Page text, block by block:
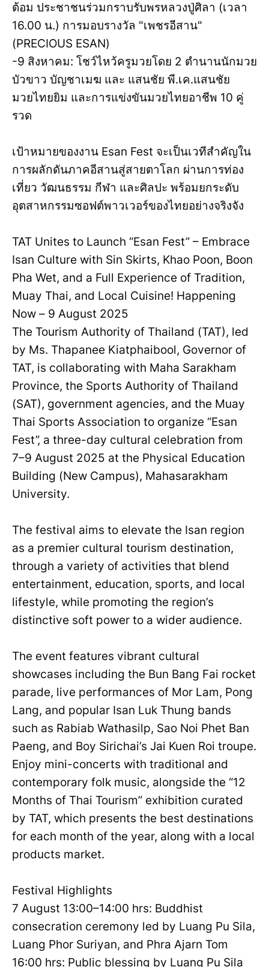
ต้อม ประชาชนร่วมกราบรับพรหลวงปู่ศิลา (เวลา
16.00 น.) การมอบรางวัล "เพชรอีสาน"
(PRECIOUS ESAN)
-9 สิงหาคม: โชว์ไหว้ครูมวยโดย 2 ตำนานนักมวย
บัวขาว บัญชาเมฆ และ แสนชัย พี.เค.แสนชัย
มวยไทยยิม และการแข่งขันมวยไทยอาชีพ 10 คู่
รวด
เป้าหมายของงาน Esan Fest จะเป็นเวทีสำคัญใน
การผลักดันภาคอีสานสู่สายตาโลก ผ่านการท่อง
เที่ยว วัฒนธรรม กีฬา และศิลปะ พร้อมยกระดับ
อุตสาหกรรมซอฟต์พาวเวอร์ของไทยอย่างจริงจัง
TAT Unites to Launch “Esan Fest” – Embrace
Isan Culture with Sin Skirts, Khao Poon, Boon
Pha Wet, and a Full Experience of Tradition,
Muay Thai, and Local Cuisine! Happening
Now – 9 August 2025
The Tourism Authority of Thailand (TAT), led
by Ms. Thapanee Kiatphaibool, Governor of
TAT, is collaborating with Maha Sarakham
Province, the Sports Authority of Thailand
(SAT), government agencies, and the Muay
Thai Sports Association to organize “Esan
Fest”, a three-day cultural celebration from
7–9 August 2025 at the Physical Education
Building (New Campus), Mahasarakham
University.
The festival aims to elevate the Isan region
as a premier cultural tourism destination,
through a variety of activities that blend
entertainment, education, sports, and local
lifestyle, while promoting the region’s
distinctive soft power to a wider audience.
The event features vibrant cultural
showcases including the Bun Bang Fai rocket
parade, live performances of Mor Lam, Pong
Lang, and popular Isan Luk Thung bands
such as Rabiab Wathasilp, Sao Noi Phet Ban
Paeng, and Boy Sirichai’s Jai Kuen Roi troupe.
Enjoy mini-concerts with traditional and
contemporary folk music, alongside the “12
Months of Thai Tourism” exhibition curated
by TAT, which presents the best destinations
for each month of the year, along with a local
products market.
Festival Highlights
7 August 13:00–14:00 hrs: Buddhist
consecration ceremony led by Luang Pu Sila,
Luang Phor Suriyan, and Phra Ajarn Tom
16:00 hrs: Public blessing by Luang Pu Sila